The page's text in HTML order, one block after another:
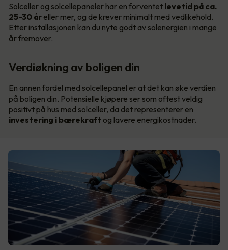
Solceller og solcellepaneler har en forventet levetid på ca.
25-30 år eller mer, og de krever minimalt med vedlikehold.
Etter installasjonen kan du nyte godt av solenergien i mange
år fremover.
Verdiøkning av boligen din
En annen fordel med solcellepanel er at det kan øke verdien
på boligen din. Potensielle kjøpere ser som oftest veldig
positivt på hus med solceller, da det representerer en
investering i bærekraft og lavere energikostnader.